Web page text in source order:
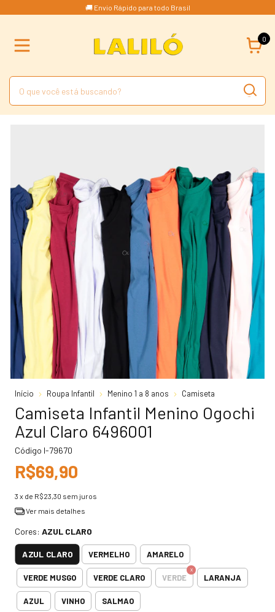
🚚 Envio Rápido para todo Brasil
0
Início Roupa Infantil Menino 1 a 8 anos Camiseta
Camiseta Infantil Menino Ogochi
Azul Claro 6496001
Código I-79670
R$69,90
3 x de R$23,30 sem juros
Ver mais detalhes
Cores: AZUL CLARO
AZUL CLARO VERMELHO AMARELO
VERDE MUSGO VERDE CLARO VERDE LARANJA
AZUL VINHO SALMAO